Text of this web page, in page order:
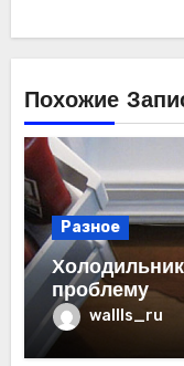
Похожие
Разное
проблему
wallls_ru